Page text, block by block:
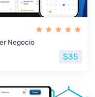
Negocio
$35